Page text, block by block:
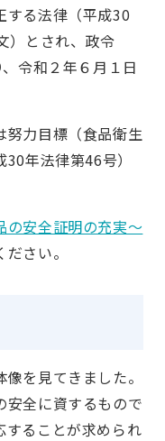
する法律（平成30
）とされ、政令
令和２年６月１日
力目標（食品衛生
年法律第46号）
の安全証明の充実～
さい。
を見てきました。
安全に資するもので
することが求められ